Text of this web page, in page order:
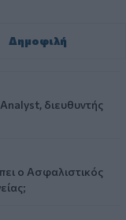
Δημοφιλή
διευθυντής
ο Ασφαλιστικός